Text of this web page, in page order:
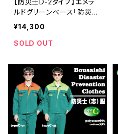
ルドグリーンベース「防災士
（志）機動服」 | 危機管理ブ
ランド民間防災
¥14,300
SOLD OUT